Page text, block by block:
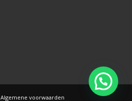
Algemene voorwaarden